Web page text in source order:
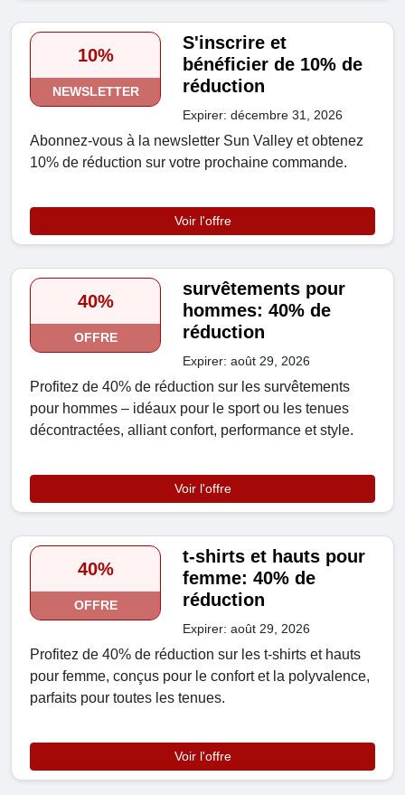
10%
NEWSLETTER
S'inscrire et
bénéficier de 10% de
réduction
Expirer: décembre 31, 2026
Abonnez-vous à la newsletter Sun Valley et obtenez
10% de réduction sur votre prochaine commande.
Voir l'offre
40%
OFFRE
survêtements pour
hommes: 40% de
réduction
Expirer: août 29, 2026
Profitez de 40% de réduction sur les survêtements
pour hommes – idéaux pour le sport ou les tenues
décontractées, alliant confort, performance et style.
Voir l'offre
40%
OFFRE
t-shirts et hauts pour
femme: 40% de
réduction
Expirer: août 29, 2026
Profitez de 40% de réduction sur les t-shirts et hauts
pour femme, conçus pour le confort et la polyvalence,
parfaits pour toutes les tenues.
Voir l'offre